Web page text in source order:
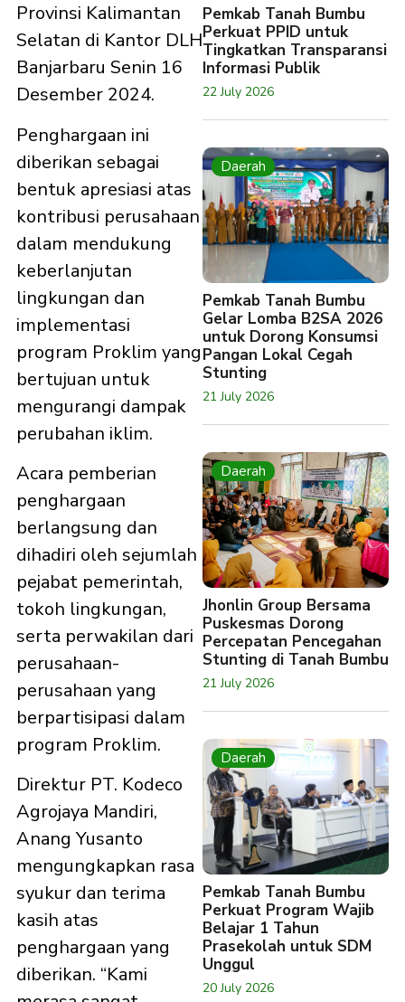
Provinsi Kalimantan
Selatan di Kantor DLH
Banjarbaru Senin 16
Desember 2024.
Penghargaan ini
diberikan sebagai
bentuk apresiasi atas
kontribusi perusahaan
dalam mendukung
keberlanjutan
lingkungan dan
implementasi
program Proklim yang
bertujuan untuk
mengurangi dampak
perubahan iklim.
Acara pemberian
penghargaan
berlangsung dan
dihadiri oleh sejumlah
pejabat pemerintah,
tokoh lingkungan,
serta perwakilan dari
perusahaan-
perusahaan yang
berpartisipasi dalam
program Proklim.
Direktur PT. Kodeco
Agrojaya Mandiri,
Anang Yusanto
mengungkapkan rasa
syukur dan terima
kasih atas
penghargaan yang
diberikan. “Kami
Pemkab Tanah Bumbu
Perkuat PPID untuk
Tingkatkan Transparansi
Informasi Publik
22 July 2026
Daerah
Pemkab Tanah Bumbu
Gelar Lomba B2SA 2026
untuk Dorong Konsumsi
Pangan Lokal Cegah
Stunting
21 July 2026
Daerah
Jhonlin Group Bersama
Puskesmas Dorong
Percepatan Pencegahan
Stunting di Tanah Bumbu
21 July 2026
Daerah
Pemkab Tanah Bumbu
Perkuat Program Wajib
Belajar 1 Tahun
Prasekolah untuk SDM
Unggul
20 July 2026